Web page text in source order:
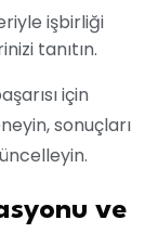
işbirliği
tanıtın.
için
sonuçları
ve